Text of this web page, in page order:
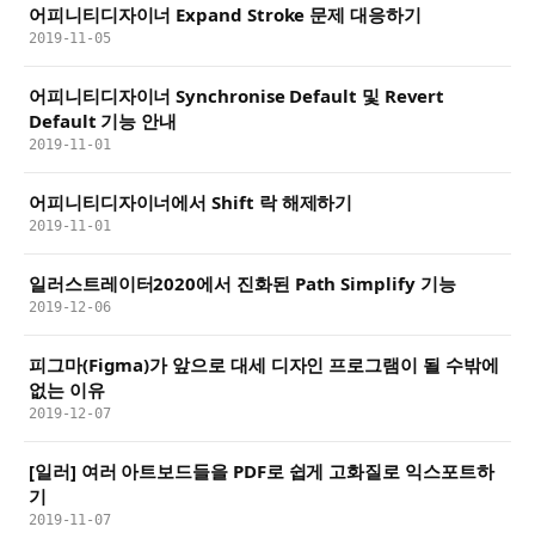
어피니티디자이너 Expand Stroke 문제 대응하기
2019-11-05
어피니티디자이너 Synchronise Default 및 Revert
Default 기능 안내
2019-11-01
어피니티디자이너에서 Shift 락 해제하기
2019-11-01
일러스트레이터2020에서 진화된 Path Simplify 기능
2019-12-06
피그마(Figma)가 앞으로 대세 디자인 프로그램이 될 수밖에
없는 이유
2019-12-07
[일러] 여러 아트보드들을 PDF로 쉽게 고화질로 익스포트하
기
2019-11-07